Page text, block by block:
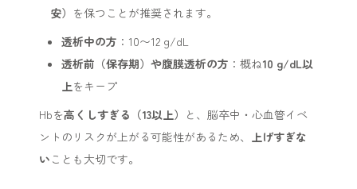
安） を保つことが推奨されます。
透析中の方 ：10〜12 g/dL
透析前（保存期）や腹膜透析の方 ：概ね10 g/dL以
上をキープ
Hbを高くしすぎる（13以上） と、脳卒中・心血管イベ
ントのリスクが上がる可能性があるため、 上げすぎな
い ことも大切です。